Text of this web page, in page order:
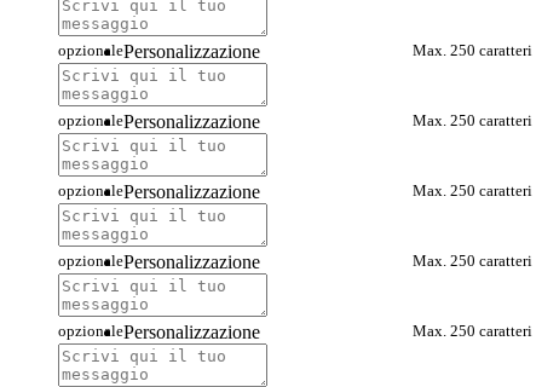
opzionale Max. 250 caratteri
Personalizzazione
opzionale Max. 250 caratteri
Personalizzazione
opzionale Max. 250 caratteri
Personalizzazione
opzionale Max. 250 caratteri
Personalizzazione
opzionale Max. 250 caratteri
Personalizzazione